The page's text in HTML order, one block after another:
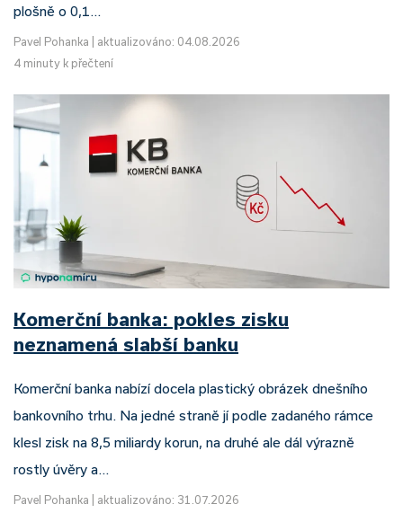
plošně o 0,1…
Pavel Pohanka
aktualizováno: 04.08.2026
4 minuty k přečtení
Komerční banka: pokles zisku
neznamená slabší banku
Komerční banka nabízí docela plastický obrázek dnešního
bankovního trhu. Na jedné straně jí podle zadaného rámce
klesl zisk na 8,5 miliardy korun, na druhé ale dál výrazně
rostly úvěry a…
Pavel Pohanka aktualizováno: 31.07.2026